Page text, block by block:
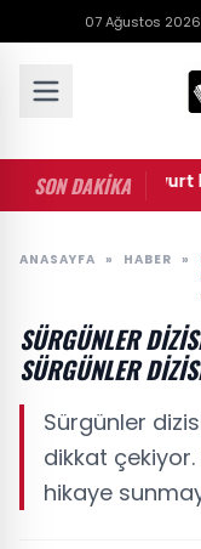
07 Ağustos
SON DAKİKA
• KYK burs ve yurt
ANASAYFA » HABER »
SÜRGÜNLER
SÜRGÜNLER
Sürgünler
dikkat
hikaye